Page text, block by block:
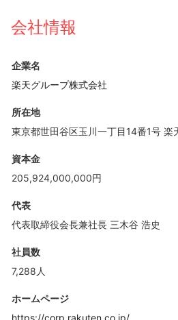
会社情報
企業名
楽天グループ株式会社
所在地
東京都世田谷区玉川一丁目14番1号 楽
資本金
205,924,000,000円
代表
代表取締役会長兼社長 三木谷 浩史
社員数
7,288人
ホームページ